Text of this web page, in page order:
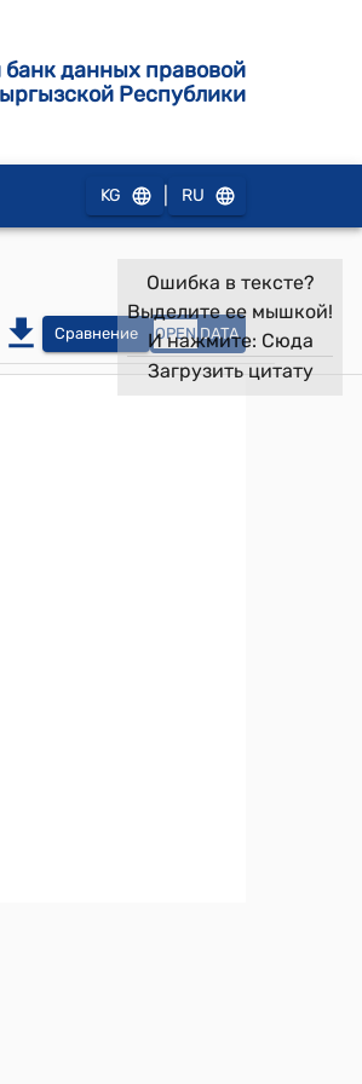
данных правовой
Республики
KG RU
Сравнение OPEN DATA
Ошибка в тексте?
Выделите ее мышкой!
И нажмите: Сюда
Загрузить цитату